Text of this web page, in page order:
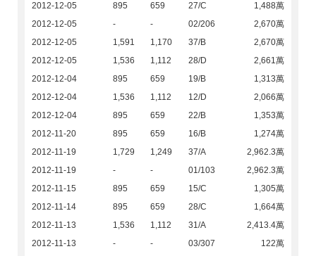
2012-12-05
895 659 27/C
1,488萬
2012-12-05
- - 02/206
2,670萬
2012-12-05
1,591 1,170 37/B
2,670萬
2012-12-05
1,536 1,112 28/D
2,661萬
2012-12-04
895 659 19/B
1,313萬
2012-12-04
1,536 1,112 12/D
2,066萬
2012-12-04
895 659 22/B
1,353萬
2012-11-20
895 659 16/B
1,274萬
2012-11-19
1,729 1,249 37/A
2,962.3萬
2012-11-19
- - 01/103
2,962.3萬
2012-11-15
895 659 15/C
1,305萬
2012-11-14
895 659 28/C
1,664萬
2012-11-13
1,536 1,112 31/A
2,413.4萬
2012-11-13
- - 03/307
122萬